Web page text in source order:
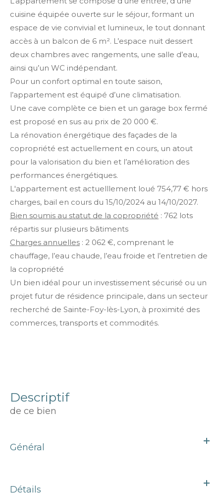
cuisine équipée ouverte sur le séjour, formant un
espace de vie convivial et lumineux, le tout donnant
accès à un balcon de 6 m². L’espace nuit dessert
deux chambres avec rangements, une salle d’eau,
ainsi qu’un WC indépendant.
Pour un confort optimal en toute saison,
l’appartement est équipé d’une climatisation.
Une cave complète ce bien et un garage box fermé
est proposé en sus au prix de 20 000 €.
La rénovation énergétique des façades de la
copropriété est actuellement en cours, un atout
pour la valorisation du bien et l’amélioration des
performances énergétiques.
L'appartement est actuelllement loué 754,77 € hors
charges, bail en cours du 15/10/2024 au 14/10/2027.
Bien soumis au statut de la copropriété : 762 lots
répartis sur plusieurs bâtiments
Charges annuelles : 2 062 €, comprenant le
chauffage, l’eau chaude, l’eau froide et l’entretien de
la copropriété
Un bien idéal pour un investissement sécurisé ou un
projet futur de résidence principale, dans un secteur
recherché de Sainte-Foy-lès-Lyon, à proximité des
commerces, transports et commodités.
descriptif
de ce bien
Général
Détails